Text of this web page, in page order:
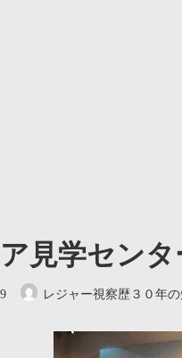
見学センタ
レジャー視察歴３０年